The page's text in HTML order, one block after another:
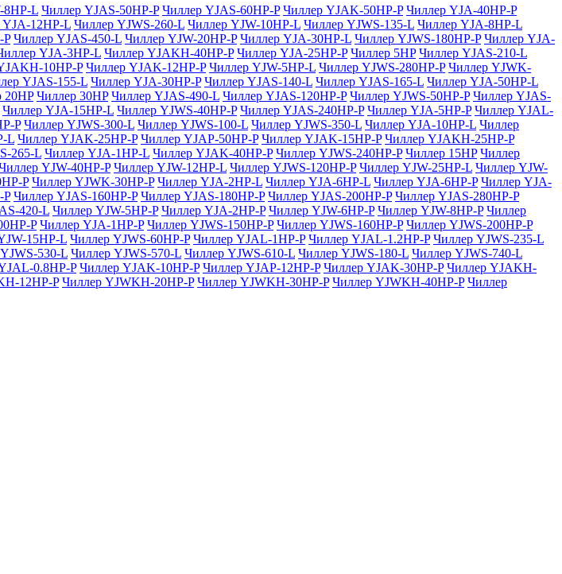
8HP-L Чиллер YJAS-50HP-P Чиллер YJAS-60HP-P Чиллер YJAK-50HP-P Чиллер YJA-40HP-P
YJA-12HP-L Чиллер YJWS-260-L Чиллер YJW-10HP-L Чиллер YJWS-135-L Чиллер YJA-8HP-L
P Чиллер YJAS-450-L Чиллер YJW-20HP-P Чиллер YJA-30HP-L Чиллер YJWS-180HP-P Чиллер YJA-
YJA-3HP-L Чиллер YJAKH-40HP-P Чиллер YJA-25HP-P Чиллер 5HP Чиллер YJAS-210-L
10HP-P Чиллер YJAK-12HP-P Чиллер YJW-5HP-L Чиллер YJWS-280HP-P Чиллер YJWK-
YJAS-155-L Чиллер YJA-30HP-P Чиллер YJAS-140-L Чиллер YJAS-165-L Чиллер YJA-50HP-L
20HP Чиллер 30HP Чиллер YJAS-490-L Чиллер YJAS-120HP-P Чиллер YJWS-50HP-P Чиллер YJAS-
Чиллер YJA-15HP-L Чиллер YJWS-40HP-P Чиллер YJAS-240HP-P Чиллер YJA-5HP-P Чиллер YJAL-
P Чиллер YJWS-300-L Чиллер YJWS-100-L Чиллер YJWS-350-L Чиллер YJA-10HP-L Чиллер
L Чиллер YJAK-25HP-P Чиллер YJAP-50HP-P Чиллер YJAK-15HP-P Чиллер YJAKH-25HP-P
265-L Чиллер YJA-1HP-L Чиллер YJAK-40HP-P Чиллер YJWS-240HP-P Чиллер 15HP Чиллер
YJW-40HP-P Чиллер YJW-12HP-L Чиллер YJWS-120HP-P Чиллер YJW-25HP-L Чиллер YJW-
P Чиллер YJWK-30HP-P Чиллер YJA-2HP-L Чиллер YJA-6HP-L Чиллер YJA-6HP-P Чиллер YJA-
P Чиллер YJAS-160HP-P Чиллер YJAS-180HP-P Чиллер YJAS-200HP-P Чиллер YJAS-280HP-P
420-L Чиллер YJW-5HP-P Чиллер YJA-2HP-P Чиллер YJW-6HP-P Чиллер YJW-8HP-P Чиллер
P Чиллер YJA-1HP-P Чиллер YJWS-150HP-P Чиллер YJWS-160HP-P Чиллер YJWS-200HP-P
15HP-L Чиллер YJWS-60HP-P Чиллер YJAL-1HP-P Чиллер YJAL-1.2HP-P Чиллер YJWS-235-L
530-L Чиллер YJWS-570-L Чиллер YJWS-610-L Чиллер YJWS-180-L Чиллер YJWS-740-L
0.8HP-P Чиллер YJAK-10HP-P Чиллер YJAP-12HP-P Чиллер YJAK-30HP-P Чиллер YJAKH-
12HP-P Чиллер YJWKH-20HP-P Чиллер YJWKH-30HP-P Чиллер YJWKH-40HP-P Чиллер